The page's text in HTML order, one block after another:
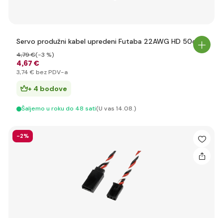
Servo produžni kabel upredeni Futaba 22AWG HD 50cm
4,67 €
4,79 €(-3 %)
3,74 € bez PDV-a
+ 4 bodove
Šaljemo u roku do 48 sati(U vas 14.08.)
-2%